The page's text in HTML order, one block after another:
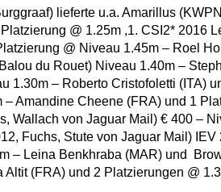
lieferte u.a. Amarillus
@ 1.25m ,1. CSI2* 2016
@ Niveau 1.45m – Roel
du Rouet) Niveau 1.40m –
1.30m – Roberto Cristofoletti (ITA)
Amandine Cheene (FRA) und 1
Wallach von Jaguar Mail) € 400 –
Fuchs, Stute von Jaguar Mail)
– Leina Benkhraba (MAR) und
(FRA) und 2 Platzierungen @